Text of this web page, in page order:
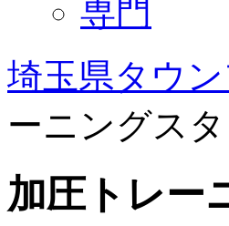
専門
埼玉県タウ
ーニングス
加圧トレ